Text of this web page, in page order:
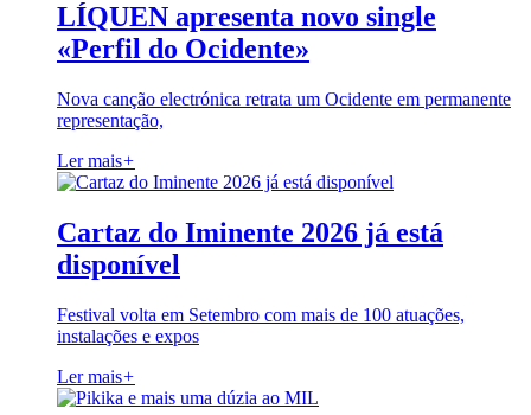
LÍQUEN apresenta novo single
«Perfil do Ocidente»
Nova canção electrónica retrata um Ocidente em permanente
representação,
Ler mais+
Cartaz do Iminente 2026 já está
disponível
Festival volta em Setembro com mais de 100 atuações,
instalações e expos
Ler mais+